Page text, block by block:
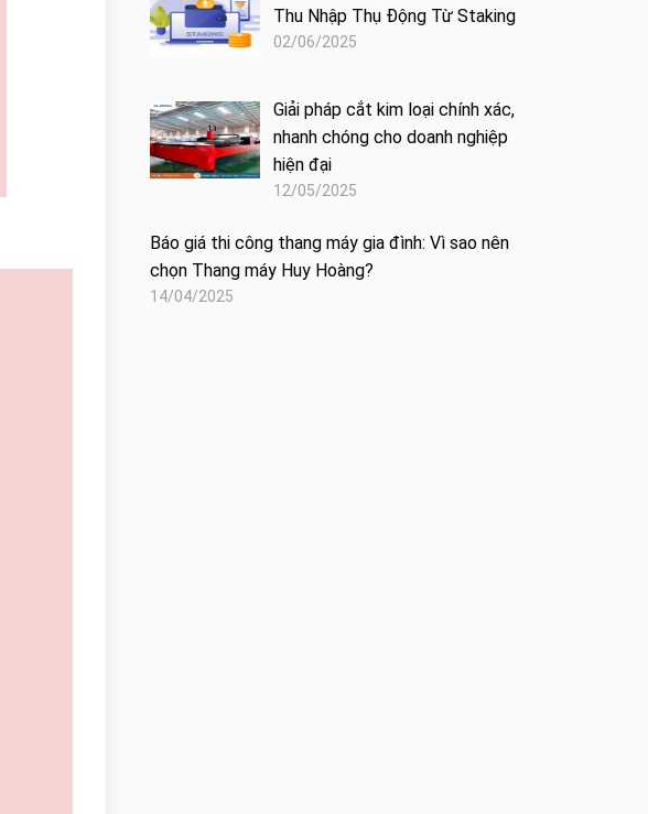
Thu Nhập Thụ Động Từ Staking
02/06/2025
Giải pháp cắt kim loại chính xác,
nhanh chóng cho doanh nghiệp
hiện đại
12/05/2025
Báo giá thi công thang máy gia đình: Vì sao nên
chọn Thang máy Huy Hoàng?
14/04/2025